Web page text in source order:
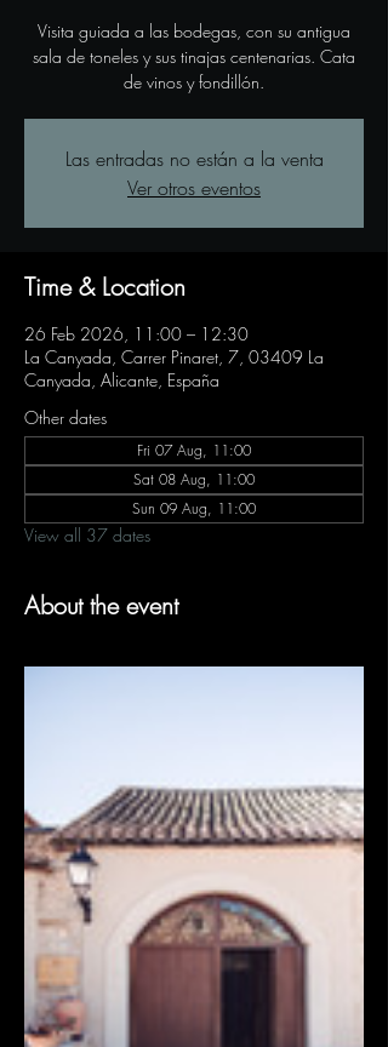
Visita guiada a las bodegas, con su antigua
sala de toneles y sus tinajas centenarias. Cata
de vinos y fondillón.
Las entradas no están a la venta
Ver otros eventos
Time & Location
26 Feb 2026, 11:00 – 12:30
La Canyada, Carrer Pinaret, 7, 03409 La
Canyada, Alicante, España
Other dates
Fri 07 Aug, 11:00
Sat 08 Aug, 11:00
Sun 09 Aug, 11:00
View all 37 dates
About the event